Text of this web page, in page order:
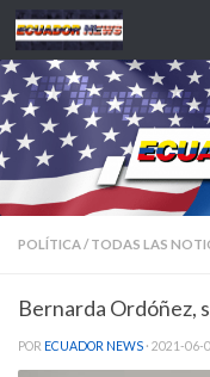
Saltar al contenido
POLÍTICA/ TODAS LAS
Bernarda Ordóñez,
POR ECUADOR NEWS · 2021-06-